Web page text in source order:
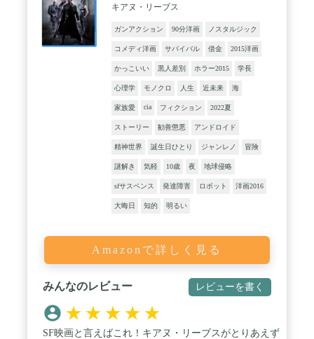
キアヌ・リーブス
ガンアクション 90分洋画 ノスタルジック
コメディ洋画 サバイバル 借金 2015洋画
かっこいい 黒人差別 ホラー2015 学長
心理学 モノクロ 人生 近未来 海
家族愛 cia フィクション 2022夏
ストーリー 勧善懲悪 アンドロイド
精神世界 誕生日ひとり ジャンレノ 冒険
謎解き 気軽 10歳 夜 地球侵略
sfサスペンス 発達障害 ロボット 洋画2016
大晦日 知的 明るい
Amazonで詳しく見る
みんなのレビュー レビューを書く
★ ★ ★ ★ ★
SF映画と言えばこれ！キアヌ・リーブスがとりあえず